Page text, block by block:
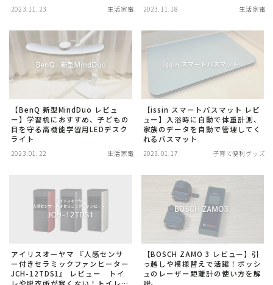
子育て
おもちゃ・ゲーム
アウトドア・防災
キッズ携帯・スマホ
子育て便利グッズ
教育・習い事
男性育休
見守りGPS端末
2023.11.23 生活家電 2023.11.18 生活家電
【BenQ 新型MindDuo レビュ
ー】学習机におすすめ、子どもの
目を守る高機能学習用LEDデスク
ライト
2023.01.22 生活家電
【issin スマートバスマット レビ
ュー】入浴時に自動で体重計測、
家族のデータを自動で管理してく
れるバスマット
2023.01.17 子育て便利グッズ
アイリスオーヤマ 『人感センサ
ー付きセラミックファンヒーター
JCH-12TDS1』 レビュー トイ
【BOSCH ZAMO 3 レビュー】引
っ越しや模様替えで活躍！ボッシ
ュのレーザー距離計の使い方を解